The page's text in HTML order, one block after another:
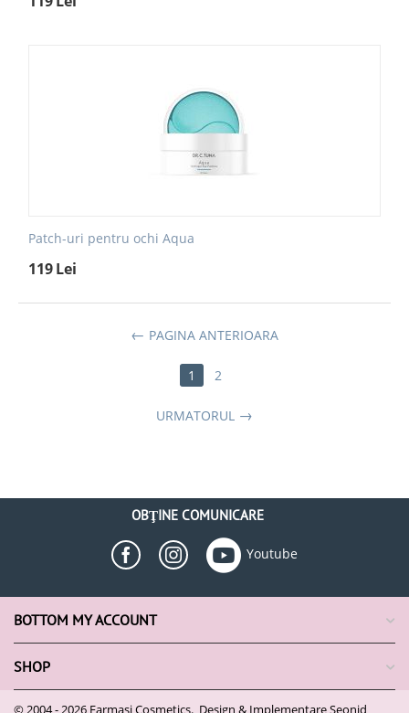
Patch-uri pentru ochi Aqua
119Lei
PAGINA ANTERIOARA
1 2
URMATORUL
OBŢINE COMUNICARE
Youtube
BOTTOM MY ACCOUNT
SHOP
© 2004 - 2026 Farmasi Cosmetics. Design & ImplementareSeonid